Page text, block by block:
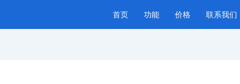
首页 功能 价格 联系我们